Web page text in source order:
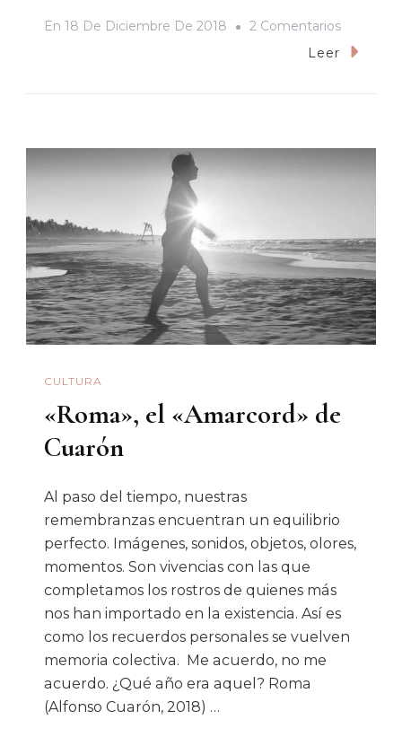
En 18 De Diciembre De 2018 2 ComentariosEn
Leer
CULTURA
«Roma», el «Amarcord» de
Cuarón
Al paso del tiempo, nuestras
remembranzas encuentran un equilibrio
perfecto. Imágenes, sonidos, objetos, olores,
momentos. Son vivencias con las que
completamos los rostros de quienes más
nos han importado en la existencia. Así es
como los recuerdos personales se vuelven
memoria colectiva. Me acuerdo, no me
acuerdo. ¿Qué año era aquel? Roma
(Alfonso Cuarón, 2018) …